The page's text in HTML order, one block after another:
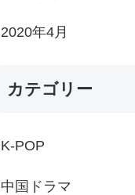
2020年4月
カテゴリー
K-POP
中国ドラマ